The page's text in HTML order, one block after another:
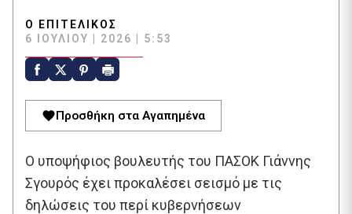
Ο ΕΠΙΤΕΛΙΚΌΣ
6 ΙΟΥΛΊΟΥ | 2026 | 5:53
Προσθήκη στα Αγαπημένα
Ο υποψήφιος βουλευτής του ΠΑΣΟΚ Γιάννης
Σγουρός έχει προκαλέσει σεισμό με τις
δηλώσεις του περί κυβερνήσεων